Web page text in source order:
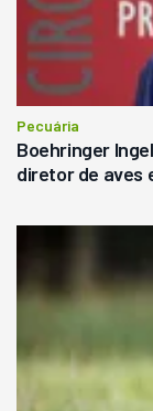
Pecuária
Boehringer
diretor de aves